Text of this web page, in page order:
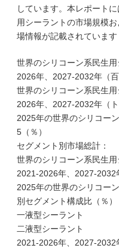
しています。本レポート
用シーラントの市場規模
場情報が記載されています
世界のシリコーン系民生
2026年、2027-2032年（百
世界のシリコーン系民生
2026年、2027-2032年（ト
2025年の世界のシリコー
5（％）
セグメント別市場総計：
世界のシリコーン系民生用
2021-2026年、2027-2032
2025年の世界のシリコー
別セグメント構成比（％）
一液型シーラント
二液型シーラント
2021-2026年、2027-2032